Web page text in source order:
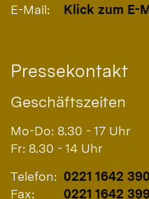
E-Mail:
Klick zum E-
Pressekontakt
Geschäftszeiten
Mo-Do: 8.30 - 17 Uhr
Fr: 8.30 - 14 Uhr
Telefon: 0221 1642
Fax:
0221 1642